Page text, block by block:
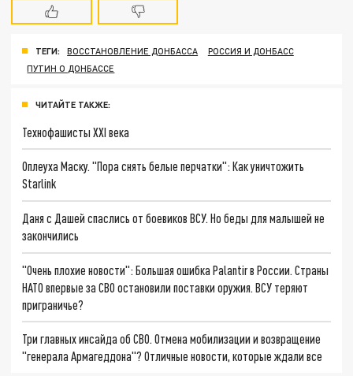
ТЕГИ: ВОССТАНОВЛЕНИЕ ДОНБАССА
РОССИЯ И ДОНБАСС
ПУТИН О ДОНБАССЕ
ЧИТАЙТЕ ТАКЖЕ:
Технофашисты XXI века
Оплеуха Маску. "Пора снять белые перчатки": Как уничтожить
Starlink
Даня с Дашей спаслись от боевиков ВСУ. Но беды для малышей не
закончились
"Очень плохие новости": Большая ошибка Palantir в России. Страны
НАТО впервые за СВО остановили поставки оружия. ВСУ теряют
приграничье?
Три главных инсайда об СВО. Отмена мобилизации и возвращение
"генерала Армагеддона"? Отличные новости, которые ждали все